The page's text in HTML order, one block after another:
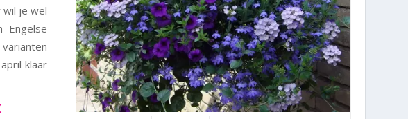
je wel
Engelse
klaar